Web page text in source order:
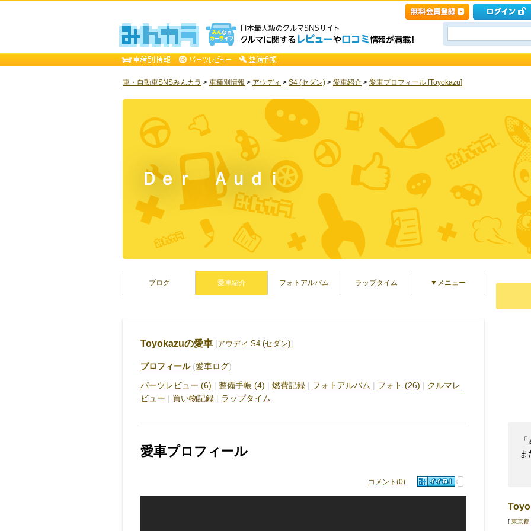
車・自動車SNSみんカラ > 車種別情報 > アウディ > S4 (セダン) > 愛車紹介 > 愛車プロフィール [Toyokazu]
Ｄｅｒ Ａｕｄｉ
ブログ 愛車紹介 フォトアルバム ラップタイム ▼メニュー
Toyokazuの愛車 [アウディ S4 (セダン)]
プロフィール(愛車ログ)
パーツレビュー (6) | 整備手帳 (4) | 燃費記録 | フォトアルバム | フォト (26) | クルマレ
ビュー | 買い物記録 | ラップタイム
愛車プロフィール
コメント(0)
[ 東京都